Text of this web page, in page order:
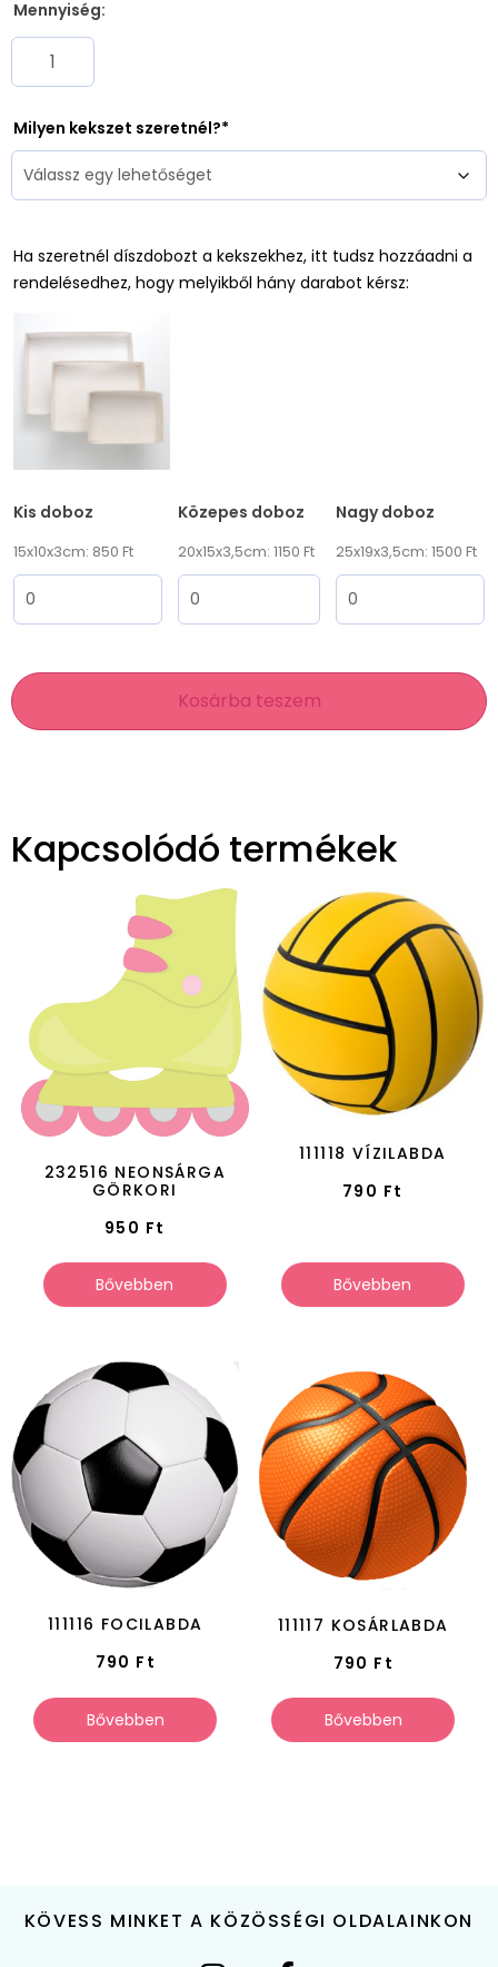
Mennyiség:
Milyen kekszet szeretnél?
Ha szeretnél díszdobozt a kekszekhez, itt tudsz hozzáadni a
rendelésedhez, hogy melyikből hány darabot kérsz:
Kis doboz
15x10x3cm: 850 Ft
Közepes doboz
20x15x3,5cm: 1150 Ft
Nagy doboz
25x19x3,5cm: 1500 Ft
Kosárba teszem
Kapcsolódó termékek
232516 NEONSÁRGA
GÖRKORI
950 Ft
Bővebben
111118 VÍZILABDA
790 Ft
Bővebben
111116 FOCILABDA
790 Ft
Bővebben
111117 KOSÁRLABDA
790 Ft
Bővebben
KÖVESS MINKET A KÖZÖSSÉGI OLDALAINKON